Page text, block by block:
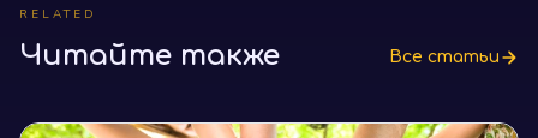
RELATED
Читайте также Все статьи